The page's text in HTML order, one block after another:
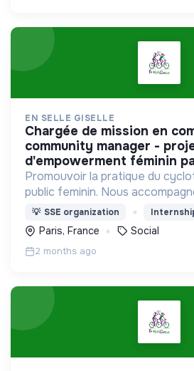
EN SELLE GISELLE
chargée de mission en communication &
community manager -
d'empowerment féminin
Promouvoir la pratique du
public feminin. Nous
(re)prendre confiance en elles
leur corps à travers la pratique
💡 SSE organization
Paris, France Social
2 months ago